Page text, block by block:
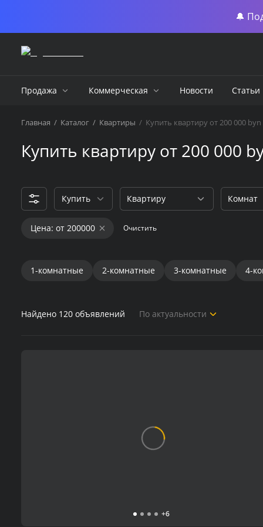
🔔
Продажа Коммерческая Новости Статьи
Главная / Каталог / Квартиры / Купить квартиру от 200 000 byn
Купить квартиру от 200 000
Купить Квартиру Комнат
Цена: от 200000 Очистить
1-комнатные 2-комнатные 3-комнатные 4-
Найдено 120 объявлений По актуальности
+6